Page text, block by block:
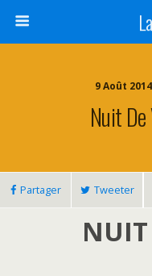
9 Août
Nuit
Partager Tweeter
NUIT